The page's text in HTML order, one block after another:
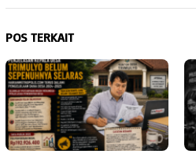
POS TERKAIT